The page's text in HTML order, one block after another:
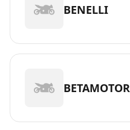
BENELLI
BETAMOTOR